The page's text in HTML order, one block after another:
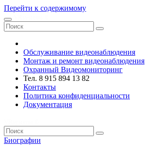
Перейти к содержимому
Обслуживание видеонаблюдения
Монтаж и ремонт видеонаблюдения
Охранный Видеомониторинг
Тел. 8 915 894 13 82
Контакты
Политика конфиденциальности
Документация
Биографии